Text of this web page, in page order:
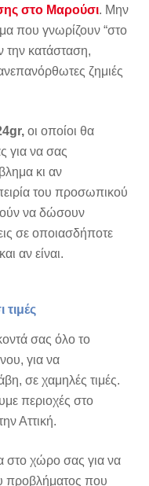
στο Μαρούσι. Μην
που γνωρίζουν “στο
την κατάσταση,
ζημιές
οι οποίοι θα
για να σας
κι αν
του προσωπικού
να δώσουν
σε οποιασδήποτε
αν είναι.
σας όλο το
για να
σε χαμηλές τιμές.
περιοχές στο
Αττική.
στο χώρο σας για να
προβλήματος που